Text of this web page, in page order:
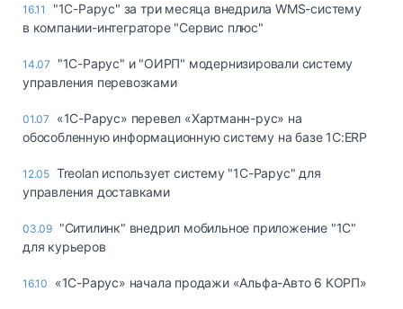
опасные грузы
страхование
Склады и
грузовые
Коммерческий
транспорт
Спецтехника
запчасти, шины
16.11
"1С-Рарус" за три месяца внедрила WMS-систему
в компании-интеграторе "Сервис плюс"
14.07
"1С-Рарус" и "ОИРП" модернизировали систему
управления перевозками
01.07
«1С-Рарус» перевел «Хартманн-рус» на
обособленную информационную систему на базе 1С:ERP
12.05 Treolan использует систему "1С-Рарус" для
управления доставками
03.09 "Ситилинк" внедрил мобильное приложение "1С"
для курьеров
16.10 «1С-Рарус» начала продажи «Альфа-Авто 6 КОРП»